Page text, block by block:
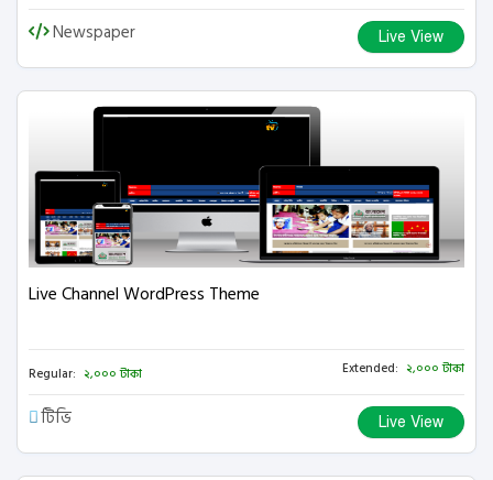
Newspaper Live View
Live Channel WordPress Theme
Regular: ২,০০০ টাকা Extended: ২,০০০ টাকা
টিভি Live View